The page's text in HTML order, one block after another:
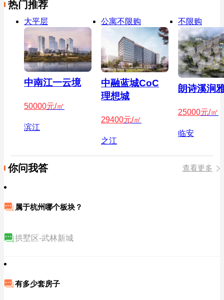
热门推荐
大平层
中南江一云境
50000元/㎡
滨江
公寓不限购
中融蓝城CoC
理想城
29400元/㎡
之江
不限购
朗诗溪涧
25000元/㎡
临安
你问我答 查看更多
属于杭州哪个板块？
拱墅区-武林新城
有多少套房子